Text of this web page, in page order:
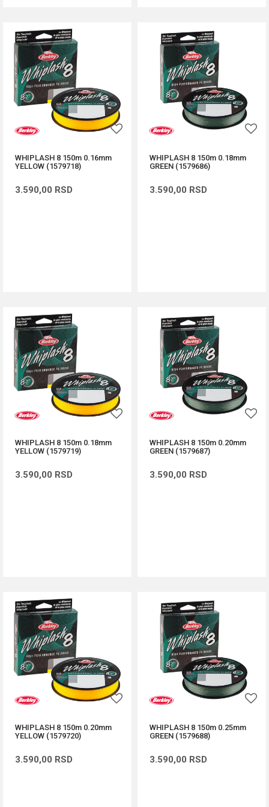
WHIPLASH 8 150m 0.16mm
YELLOW (1579718)
3.590,00 RSD
WHIPLASH 8 150m 0.18mm
GREEN (1579686)
3.590,00 RSD
WHIPLASH 8 150m 0.18mm
YELLOW (1579719)
3.590,00 RSD
WHIPLASH 8 150m 0.20mm
GREEN (1579687)
3.590,00 RSD
WHIPLASH 8 150m 0.20mm
YELLOW (1579720)
3.590,00 RSD
WHIPLASH 8 150m 0.25mm
GREEN (1579688)
3.590,00 RSD